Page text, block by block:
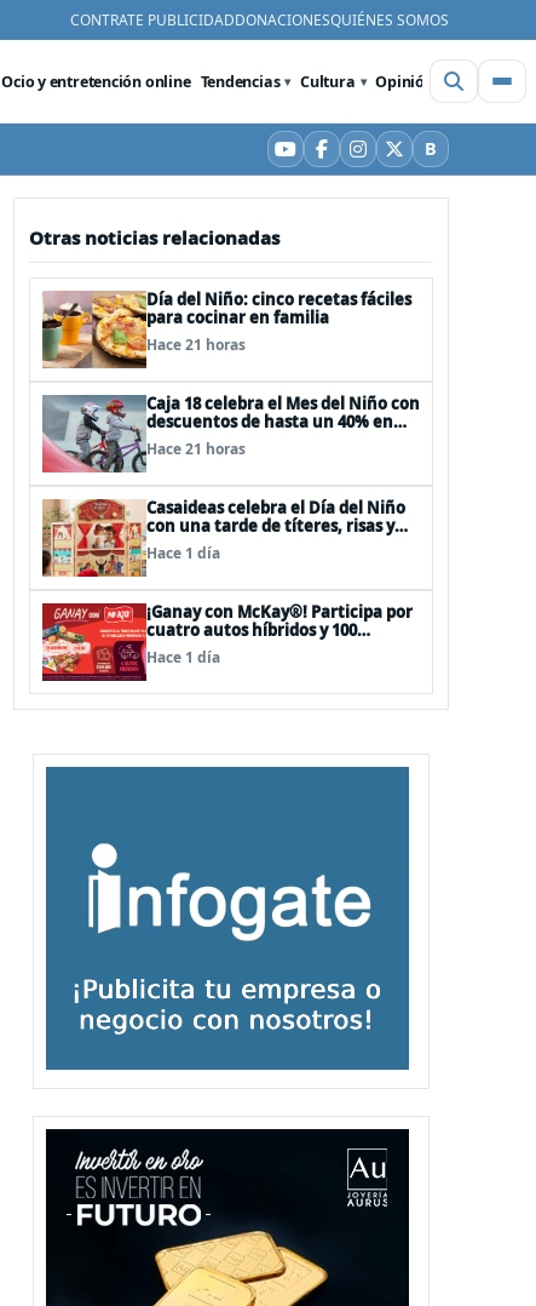
CONTRATE PUBLICIDADDONACIONESQUIÉNES SOMOS
Ocio y entretención online Tendencias Cultura Opinión Videos
YouTube
Facebook
Instagram
X BBluesky
Otras noticias relacionadas
Día del Niño: cinco recetas fáciles
para cocinar en familia
Hace 21 horas
Caja 18 celebra el Mes del Niño con
descuentos de hasta un 40% en
panoramas, cine, shows y
streaming
Hace 21 horas
Casaideas celebra el Día del Niño
con una tarde de títeres, risas y
sorpresas en el Mall Plaza Vespucio
Hace 1 día
¡Ganay con McKay®! Participa por
cuatro autos híbridos y 100
premios de $500.000
Hace 1 día